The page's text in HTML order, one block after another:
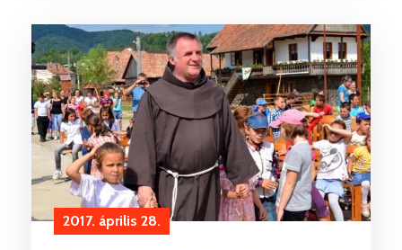
2017. április 28.